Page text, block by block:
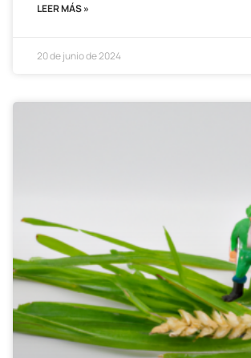
LEER MÁS »
20 de junio de 2024